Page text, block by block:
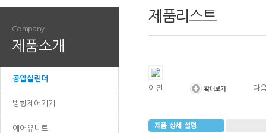
Company
제품소개
공압실린더
방향제어기기
에어유니트
제품리스트
이전 다